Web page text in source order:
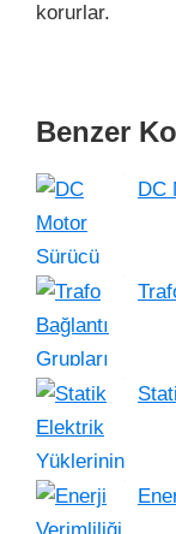
korurlar.
Benzer
DC